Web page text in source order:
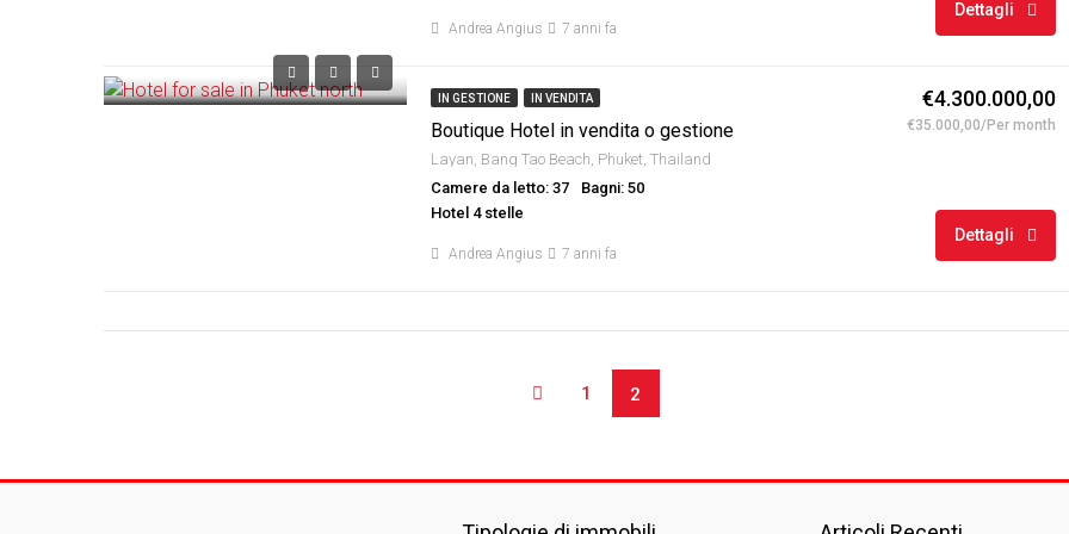
Andrea Angius 7 anni fa
Dettagli
IN GESTIONE IN VENDITA
Boutique Hotel in vendita o gestione
Layan, Bang Tao Beach, Phuket, Thailand
Camere da letto: 37
Bagni: 50
Hotel 4 stelle
Andrea Angius 7 anni fa
€4.300.000,00
€35.000,00/Per month
Dettagli
1 2